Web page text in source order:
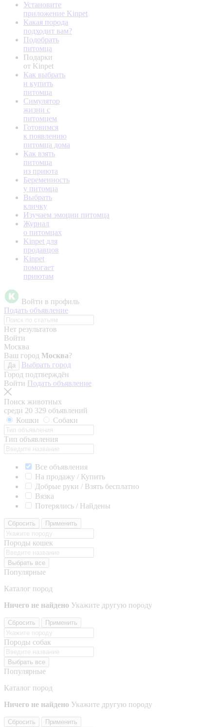
Установите
приложение Kinpet
Какая порода
подходит вам?
Подобрать
питомца
Подарки
от Kinpet
Как выбрать
и купить
питомца
Симулятор
жизни с
питомцем
Готовимся
к появлению
питомца дома
Как взять
питомца
из приюта
Беременность
у питомца
Выбрать
кличку
Изучаем эмоции питомца
Журнал
о питомцах
Kinpet для
продавцов
Kinpet
помогает
приютам
Войти в профиль
Подать объявление
Нет результатов
Войти
Москва
Ваш город Москва?
Да
Выбрать город
Город подтверждён
Войти Подать объявление
Поиск животных
среди 20 329 объявлений
Кошки
Собаки
Тип объявления
Все объявления
На продажу / Купить
Добрые руки / Взять бесплатно
Вязка
Потерялись / Найдены
Сбросить Применить
Породы кошек
Выбрать все
Популярные
Каталог пород
Ничего не найдено Укажите другую породу
Сбросить Применить
Породы собак
Выбрать все
Популярные
Каталог пород
Ничего не найдено Укажите другую породу
Сбросить Применить